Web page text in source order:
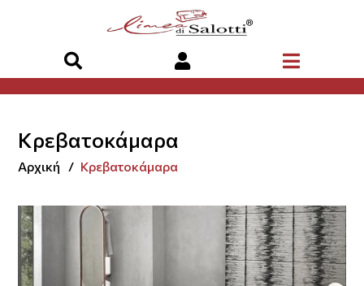
Κρεβατοκάμαρα
Αρχική Κρεβατοκάμαρα